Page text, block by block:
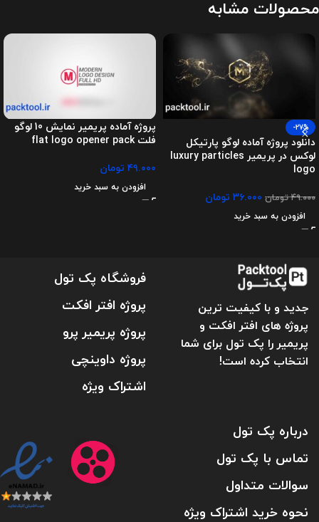
محصولات مشابه
-27%
دانلود پروژه آماده لوگو پارتیکل
لوکس در پریمیر luxury particles
logo
۴۹.۰۰۰تومان ۳۶.۰۰۰ تومان
افزودن به سبد خرید
پروژه آماده پریمیر نمایش 10 لوگو
فلت flat logo opener pack
۴۹.۰۰۰ تومان
افزودن به سبد خرید
جدید و با کیفیت ترین
پروژه های افتر افکت و
پریمیر را پک تول برای شما
انتخاب کرده است!
فروشگاه پک تول
پروژه افتر افکت
پروژه پریمیر پرو
پروژه داوینچی
اشتراک ویژه
درباره پک تول
تماس با پک تول
سوالات متداول
نحوه خرید اشتراک ویژه